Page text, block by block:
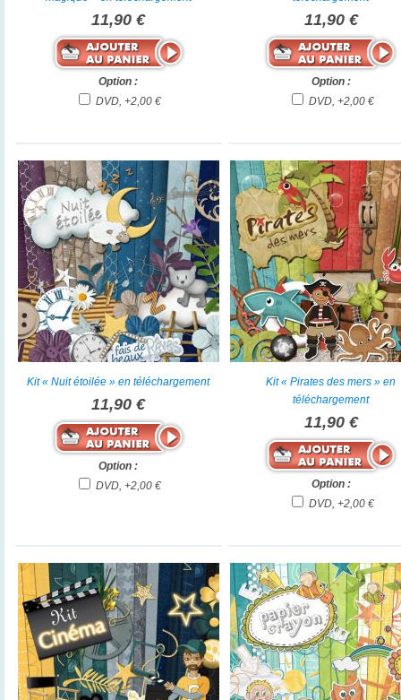
11,90 €
Option :
DVD, +2,00 €
11,90 €
Option :
DVD, +2,00 €
Kit « Nuit étoilée » en téléchargement
11,90 €
Option :
DVD, +2,00 €
Kit « Pirates des mers » en
téléchargement
11,90 €
Option :
DVD, +2,00 €